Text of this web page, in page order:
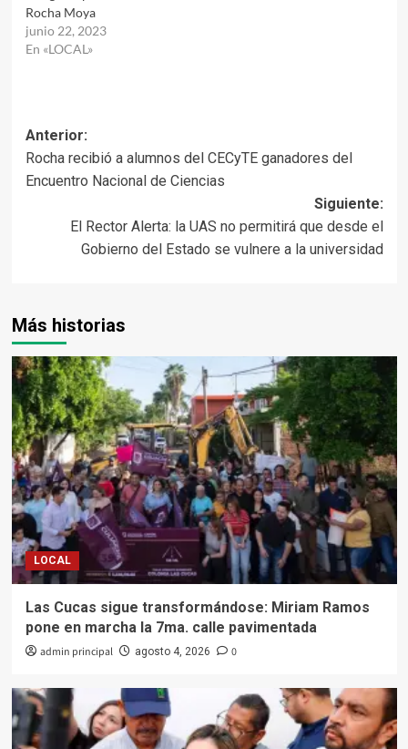
Rocha Moya
junio 22, 2023
En «LOCAL»
Navegación
de
Anterior:
Rocha recibió a alumnos del CECyTE ganadores del
Encuentro Nacional de Ciencias
Siguiente:
El Rector Alerta: la UAS no permitirá que desde el
Gobierno del Estado se vulnere a la universidad
Más historias
LOCAL
Las Cucas sigue transformándose: Miriam Ramos
pone en marcha la 7ma. calle pavimentada
admin principal agosto 4, 2026 0